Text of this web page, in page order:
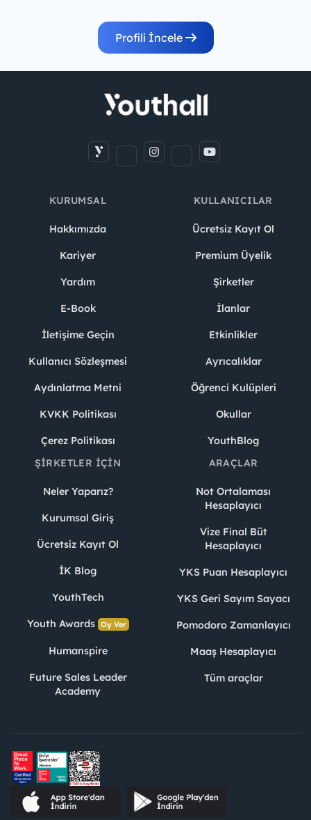
Profili İncele
KURUMSAL
Hakkımızda
Kariyer
Yardım
E-Book
İletişime Geçin
Kullanıcı Sözleşmesi
Aydınlatma Metni
KVKK Politikası
Çerez Politikası
KULLANICILAR
Ücretsiz Kayıt Ol
Premium Üyelik
Şirketler
İlanlar
Etkinlikler
Ayrıcalıklar
Öğrenci Kulüpleri
Okullar
YouthBlog
ŞIRKETLER İÇIN
Neler Yaparız?
Kurumsal Giriş
Ücretsiz Kayıt Ol
İK Blog
YouthTech
Youth Awards Oy Ver
Humanspire
Future Sales Leader
Academy
ARAÇLAR
Not Ortalaması
Hesaplayıcı
Vize Final Büt
Hesaplayıcı
YKS Puan Hesaplayıcı
YKS Geri Sayım Sayacı
Pomodoro Zamanlayıcı
Maaş Hesaplayıcı
Tüm araçlar